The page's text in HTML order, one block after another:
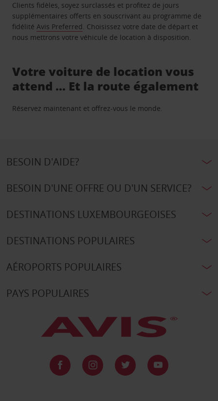
Clients fidèles, soyez surclassés et profitez de jours
supplémentaires offerts en souscrivant au programme de
fidélitéAvis Preferred. Choisissez votre date de départ et
nous mettrons votre véhicule de location à disposition.
Votre voiture de location vous
attend … Et la route également
Réservez maintenant et offrez-vous le monde.
BESOIN D'AIDE?
BESOIN D'UNE OFFRE OU D'UN SERVICE?
DESTINATIONS LUXEMBOURGEOISES
DESTINATIONS POPULAIRES
AÉROPORTS POPULAIRES
PAYS POPULAIRES